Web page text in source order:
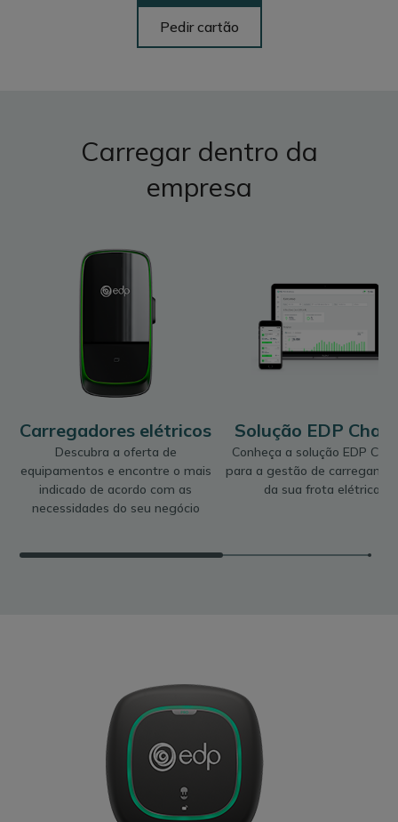
Pedir cartão
Carregar dentro da
empresa
Carregadores elétricos
Descubra a oferta de
equipamentos e encontre o mais
indicado de acordo com as
necessidades do seu negócio
Solução EDP
Conheça a solução EDP
para a gestão de
da sua frota elétrica